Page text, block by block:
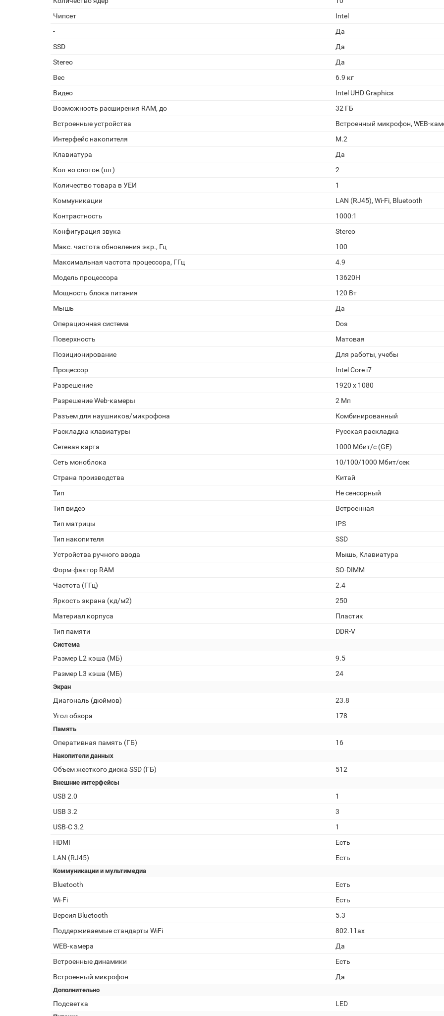
Чипсет
Intel
-
Да
SSD
Да
Stereo
Да
Вес
6.9 кг
Видео
Intel UHD Graphics
Возможность расширения RAM, до
32 ГБ
Встроенные устройства
Встроенный микрофон, WEB-
Интерфейс накопителя
M.2
Клавиатура
Да
Кол-во слотов (шт)
2
Количество товара в УЕИ
1
Коммуникации
LAN (RJ45), Wi-Fi, Bluetooth
Контрастность
1000:1
Конфигурация звука
Stereo
Макс. частота обновления экр., Гц
100
Максимальная частота процессора, ГГц
4.9
Модель процессора
13620H
Мощность блока питания
120 Вт
Мышь
Да
Операционная система
Dos
Поверхность
Матовая
Позиционирование
Для работы, учебы
Процессор
Intel Core i7
Разрешение
1920 х 1080
Разрешение Web-камеры
2 Мп
Разъем для наушников/микрофона
Комбинированный
Раскладка клавиатуры
Русская раскладка
Сетевая карта
1000 Мбит/с (GE)
Сеть моноблока
10/100/1000 Мбит/сек
Страна производства
Китай
Тип
Не сенсорный
Тип видео
Встроенная
Тип матрицы
IPS
Тип накопителя
SSD
Устройства ручного ввода
Мышь, Клавиатура
Форм-фактор RAM
SO-DIMM
Частота (ГГц)
2.4
Яркость экрана (кд/м2)
250
Материал корпуса
Пластик
Тип памяти
DDR-V
Система
Размер L2 кэша (МБ)
9.5
Размер L3 кэша (МБ)
24
Экран
Диагональ (дюймов)
23.8
Угол обзора
178
Память
Оперативная память (ГБ) 16
Накопители данных
Объем жесткого диска SSD (ГБ) 512
Внешние интерфейсы
USB 2.0
1
USB 3.2
3
USB-C 3.2
1
HDMI
Есть
LAN (RJ45)
Есть
Коммуникации и мультимедиа
Bluetooth
Есть
Wi-Fi
Есть
Версия Bluetooth
5.3
Поддерживаемые стандарты WiFi
802.11ax
WEB-камера
Да
Встроенные динамики
Есть
Встроенный микрофон
Да
Дополнительно
Подсветка LED